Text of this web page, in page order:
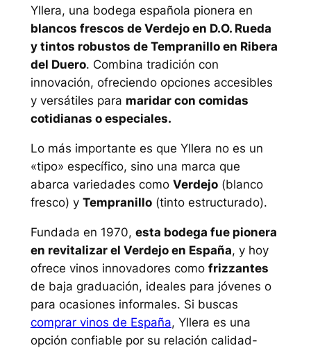
Yllera, una bodega española pionera en
blancos frescos de Verdejo en D.O. Rueda
y tintos robustos de Tempranillo en Ribera
del Duero. Combina tradición con
innovación, ofreciendo opciones accesibles
y versátiles para maridar con comidas
cotidianas o especiales.
Lo más importante es que Yllera no es un
«tipo» específico, sino una marca que
abarca variedades como Verdejo(blanco
fresco) y Tempranillo(tinto estructurado).
Fundada en 1970, esta bodega fue pionera
en revitalizar el Verdejo en España, y hoy
ofrece vinos innovadores como frizzantes
de baja graduación, ideales para jóvenes o
para ocasiones informales. Si buscas
comprar vinos de España, Yllera es una
opción confiable por su relación calidad-